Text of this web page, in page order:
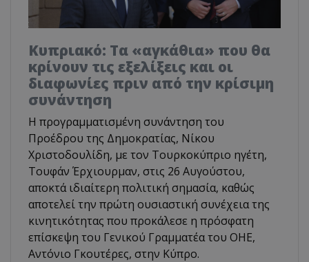
Κυπριακό: Τα «αγκάθια» που θα
κρίνουν τις εξελίξεις και οι
διαφωνίες πριν από την κρίσιμη
συνάντηση
Η προγραμματισμένη συνάντηση του
Προέδρου της Δημοκρατίας, Νίκου
Χριστοδουλίδη, με τον Τουρκοκύπριο ηγέτη,
Τουφάν Έρχιουρμαν, στις 26 Αυγούστου,
αποκτά ιδιαίτερη πολιτική σημασία, καθώς
αποτελεί την πρώτη ουσιαστική συνέχεια της
κινητικότητας που προκάλεσε η πρόσφατη
επίσκεψη του Γενικού Γραμματέα του ΟΗΕ,
Αντόνιο Γκουτέρες, στην Κύπρο.